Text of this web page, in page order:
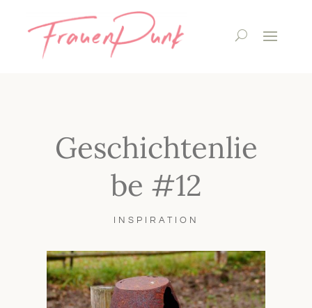
Geschichtenlie
be #12
INSPIRATION